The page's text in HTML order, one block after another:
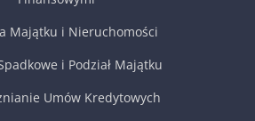
Majątku i Nieruchomości
i Podział Majątku
Umów Kredytowych